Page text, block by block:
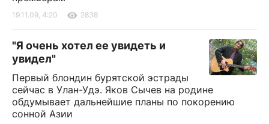
19.11.09, 4:20 2838
"Я очень хотел ее увидеть и
увидел"
Первый блондин бурятской эстрады
сейчас в Улан-Удэ. Яков Сычев на родине
обдумывает дальнейшие планы по покорению
сонной Азии